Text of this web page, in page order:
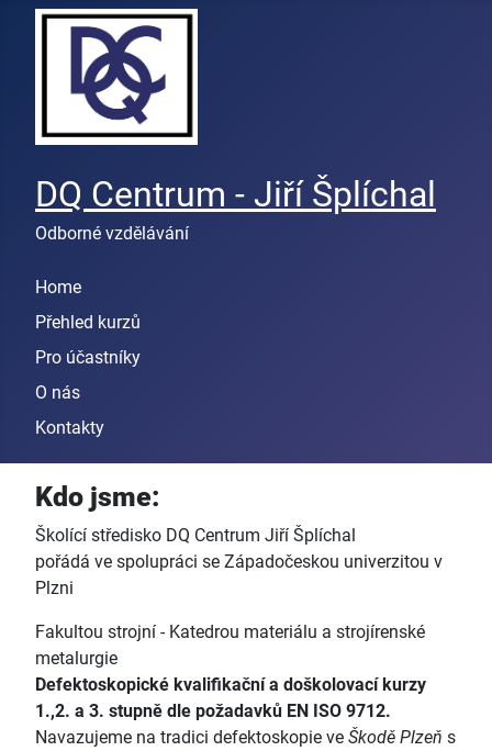
DQ Centrum - Jiří Šplíchal
Odborné vzdělávání
Home
Přehled kurzů
Pro účastníky
O nás
Kontakty
Kdo jsme:
Školící středisko DQ Centrum Jiří Šplíchal
pořádá ve spolupráci se Západočeskou univerzitou v
Plzni
Fakultou strojní - Katedrou materiálu a strojírenské
metalurgie
Defektoskopické kvalifikační a doškolovací kurzy
1.,2. a 3. stupně dle požadavků EN ISO 9712.
Navazujeme na tradici defektoskopie ve Škodě Plzeň s